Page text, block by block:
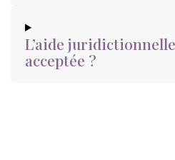
L’aide
acceptée ?